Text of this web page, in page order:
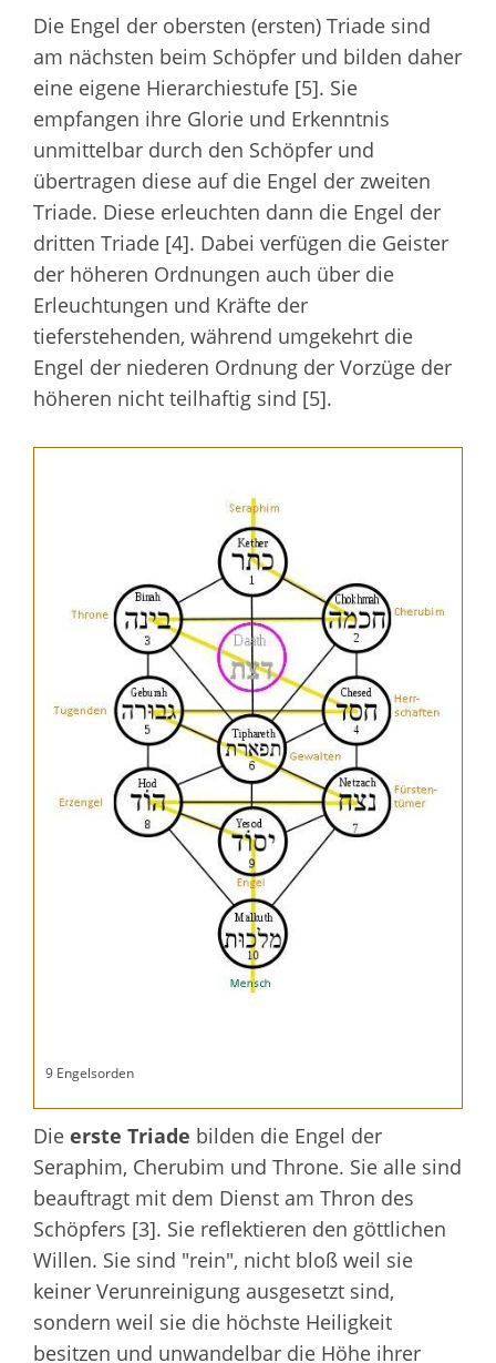
Die Engel der obersten (ersten) Triade sind
am nächsten beim Schöpfer und bilden daher
eine eigene Hierarchiestufe [5]. Sie
empfangen ihre Glorie und Erkenntnis
unmittelbar durch den Schöpfer und
übertragen diese auf die Engel der zweiten
Triade. Diese erleuchten dann die Engel der
dritten Triade [4]. Dabei verfügen die Geister
der höheren Ordnungen auch über die
Erleuchtungen und Kräfte der
tieferstehenden, während umgekehrt die
Engel der niederen Ordnung der Vorzüge der
höheren nicht teilhaftig sind [5].
9 Engelsorden
Die erste Triade bilden die Engel der
Seraphim, Cherubim und Throne. Sie alle sind
beauftragt mit dem Dienst am Thron des
Schöpfers [3]. Sie reflektieren den göttlichen
Willen. Sie sind "rein", nicht bloß weil sie
keiner Verunreinigung ausgesetzt sind,
sondern weil sie die höchste Heiligkeit
besitzen und unwandelbar die Höhe ihrer